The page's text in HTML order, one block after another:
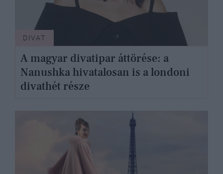
DIVAT
A magyar divatipar áttörése: a
Nanushka hivatalosan is a londoni
divathét része